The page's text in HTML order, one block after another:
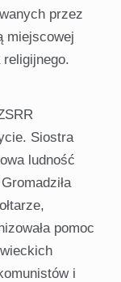
przez
miejscowej
Siostra
ludność
pomoc
i